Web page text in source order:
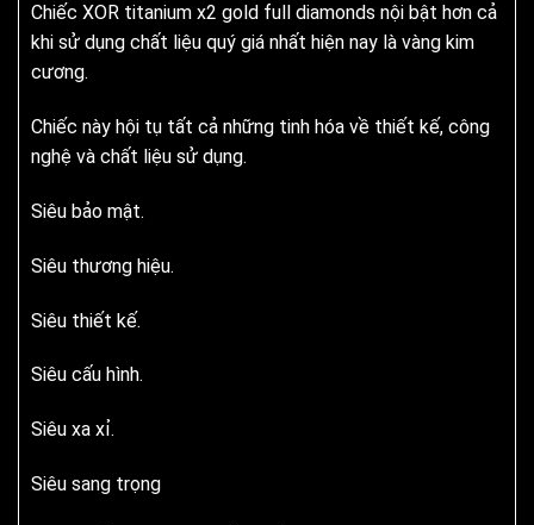
Chiếc XOR titanium x2 gold full diamonds nội bật hơn cả
khi sử dụng chất liệu quý giá nhất hiện nay là vàng kim
cương.
Chiếc này hội tụ tất cả những tinh hóa về thiết kế, công
nghệ và chất liệu sử dụng.
Siêu bảo mật.
Siêu thương hiệu.
Siêu thiết kế.
Siêu cấu hình.
Siêu xa xỉ.
Siêu sang trọng